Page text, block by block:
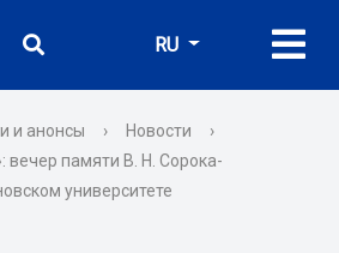
RU
и анонсы › Новости
›
вечер памяти В. Н. Сорока-
университете